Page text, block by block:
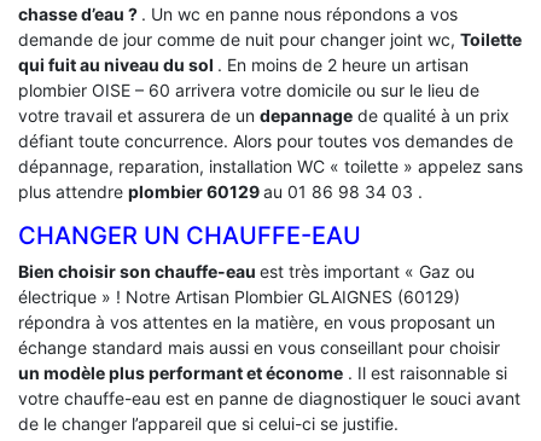
chasse d’eau ? . Un wc en panne nous répondons a vos
demande de jour comme de nuit pour changer joint wc, Toilette
qui fuit au niveau du sol . En moins de 2 heure un artisan
plombier OISE – 60 arrivera votre domicile ou sur le lieu de
votre travail et assurera de un depannage de qualité à un prix
défiant toute concurrence. Alors pour toutes vos demandes de
dépannage, reparation, installation WC « toilette » appelez sans
plus attendre plombier 60129au 01 86 98 34 03 .
CHANGER UN CHAUFFE-EAU
Bien choisir son chauffe-eau est très important « Gaz ou
électrique » ! Notre Artisan Plombier GLAIGNES (60129)
répondra à vos attentes en la matière, en vous proposant un
échange standard mais aussi en vous conseillant pour choisir
un modèle plus performant et économe . Il est raisonnable si
votre chauffe-eau est en panne de diagnostiquer le souci avant
de le changer l’appareil que si celui-ci se justifie.